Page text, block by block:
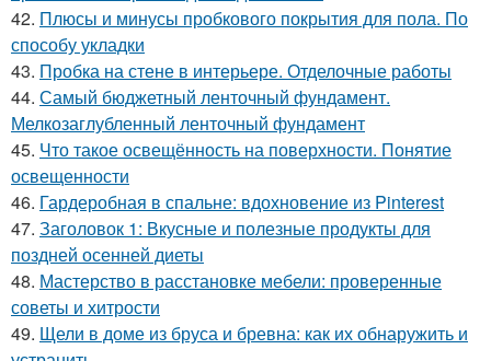
42. Плюсы и минусы пробкового покрытия для пола. По
способу укладки
43. Пробка на стене в интерьере. Отделочные работы
44. Самый бюджетный ленточный фундамент.
Мелкозаглубленный ленточный фундамент
45. Что такое освещённость на поверхности. Понятие
освещенности
46. Гардеробная в спальне: вдохновение из Pinterest
47. Заголовок 1: Вкусные и полезные продукты для
поздней осенней диеты
48. Мастерство в расстановке мебели: проверенные
советы и хитрости
49. Щели в доме из бруса и бревна: как их обнаружить и